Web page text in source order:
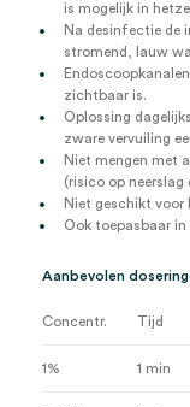
is mogelijk in
Na desinfectie de
stromend, lauw
zichtbaar is.
Oplossing
zware vervuiling
Niet mengen met
(risico op neerslag
Niet geschikt voor
Ook toepasbaar
Aanbevolen
Concentr. Tijd
1% 1 min